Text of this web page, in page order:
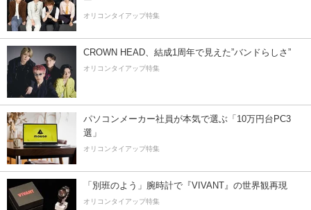
オリコンタイアップ特集
CROWN HEAD、結成1周年で見えた”バンドらしさ”
オリコンタイアップ特集
パソコンメーカー社員が本気で選ぶ「10万円台PC3
選」
オリコンタイアップ特集
「別班のよう」腕時計で『VIVANT』の世界観再現
オリコンタイアップ特集